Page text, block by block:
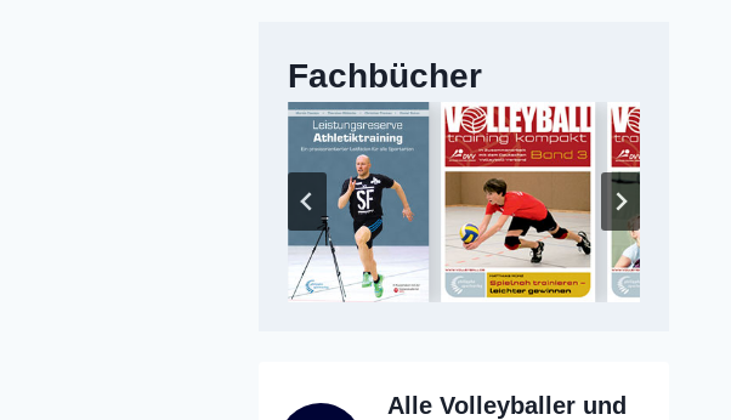
Fachbücher
Alle Volleyballer und